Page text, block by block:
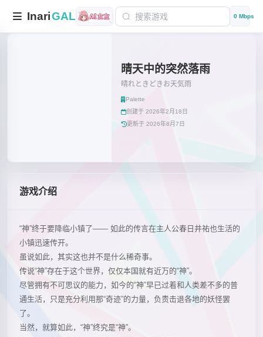
InariGAL 0 Mbps
晴天中的突然落雨
晴れときどきお天気雨
Palette
创建于 2026年2月18日
更新于 2026年8月7日
游戏介绍
“神”终于要降临小镇了—— 如此的传言在主人公春日井祐也生活的
小镇迅速传开。
虽说如此，其实这也并不是什么稀奇事。
传说“神”存在于这个世界，仅仅本国就有近万的“神”。
尽管拥有不可思议的能力，如今的“神”早已过着和人类差不多的普
通生活，只是充分利用那“奇迹”的力量，负责击退各地的妖怪罢
了。
当然，就算如此，“神”终究是“神”。